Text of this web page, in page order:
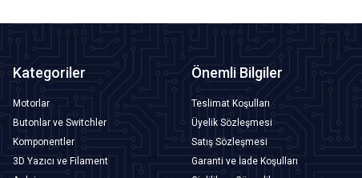
Kategoriler
Motorlar
Butonlar ve Switchler
Komponentler
3D Yazıcı ve Filament
Önemli Bilgiler
Teslimat Koşulları
Üyelik Sözleşmesi
Satış Sözleşmesi
Garanti ve İade Koşulları